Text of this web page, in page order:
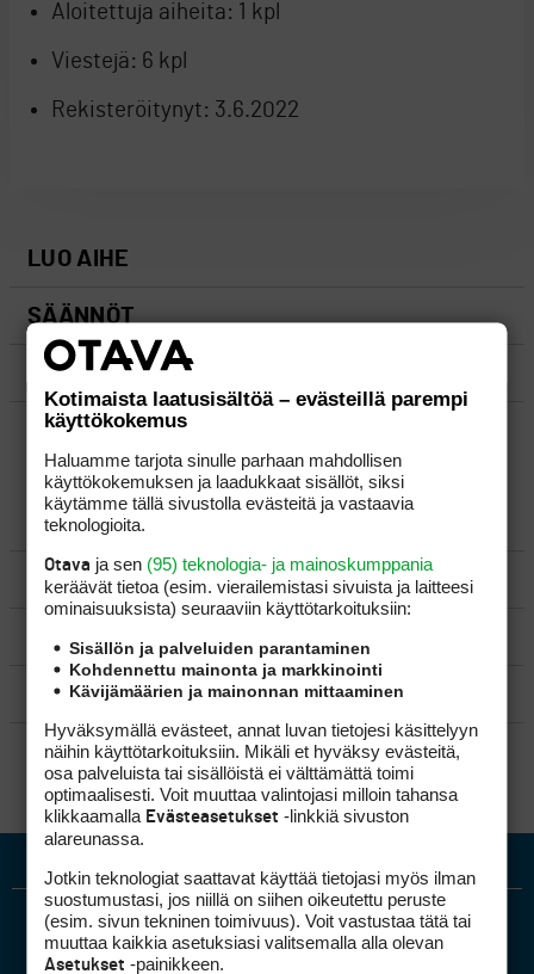
Aloitettuja aiheita: 1 kpl
Viestejä: 6 kpl
Rekisteröitynyt: 3.6.2022
LUO AIHE
SÄÄNNÖT
OHJEET
UUSIMMAT VIESTIKETJUT
YLEISTÄ
VÄLINEET
MATKAILU
KILPAGOLF & HARJOITTELU
SÄÄNNÖT
Kotimaista laatusisältöä – evästeillä parempi
käyttökokemus
Haluamme tarjota sinulle parhaan mahdollisen
käyttökokemuksen ja laadukkaat sisällöt, siksi
käytämme tällä sivustolla evästeitä ja vastaavia
teknologioita.
Otava ja sen (95) teknologia- ja mainoskumppania
keräävät tietoa (esim. vierailemis­tasi sivuista ja laitteesi
ominaisuuk­sista) seuraaviin käyttötarkoituksiin:
Sisällön ja palveluiden parantaminen
Kohdennettu mainonta ja markkinointi
Kävijämäärien ja mainonnan mittaaminen
Hyväksymällä evästeet, annat luvan tietojesi käsittelyyn
näihin käyttötarkoituksiin. Mikäli et hyväksy evästeitä,
osa palveluista tai sisällöistä ei välttämättä toimi
optimaalisesti. Voit muuttaa valintojasi milloin tahansa
klikkaamalla Evästeasetukset -linkkiä sivuston
alareunassa.
Jotkin teknologiat saattavat käyttää tietojasi myös ilman
suostumustasi, jos niillä on siihen oikeutettu peruste
(esim. sivun tekninen toimivuus). Voit vastustaa tätä tai
muuttaa kaikkia asetuksiasi valitsemalla alla olevan
Asetukset -painikkeen.